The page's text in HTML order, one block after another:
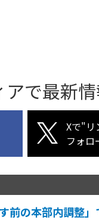
アで最新
Xで"リ
フォロ
前の本部内調整」